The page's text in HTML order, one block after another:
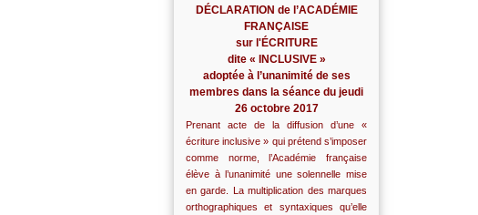
DÉCLARATION de l’ACADÉMIE
FRANÇAISE
sur l'ÉCRITURE
dite « INCLUSIVE »
adoptée à l’unanimité de ses
membres dans la séance du jeudi
26 octobre 2017
Prenant acte de la diffusion d’une «
écriture inclusive » qui prétend s’imposer
comme norme, l’Académie française
élève à l’unanimité une solennelle mise
en garde. La multiplication des marques
orthographiques et syntaxiques qu’elle